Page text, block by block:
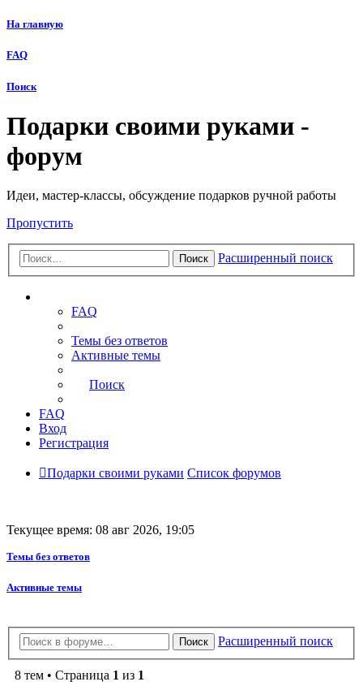
На главную
FAQ
Поиск
Подарки своими руками -
форум
Идеи, мастер-классы, обсуждение подарков ручной работы
Пропустить
Поиск Расширенный поиск
FAQ
Темы без ответов
Активные темы
Поиск
FAQ
Вход
Регистрация
Подарки своими руками Список форумов
Текущее время: 08 авг 2026, 19:05
Темы без ответов
Активные темы
Поиск Расширенный поиск
8 тем • Страница 1 из 1